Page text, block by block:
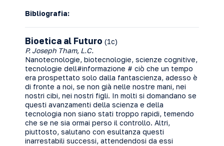
Bibliografia:
Bioetica al Futuro (1c)
P. Joseph Tham, L.C.
Nanotecnologie, biotecnologie, scienze cognitive,
tecnologie dell#informazione # ciò che un tempo
era prospettato solo dalla fantascienza, adesso è
di fronte a noi, se non già nelle nostre mani, nei
nostri cibi, nei nostri figli. In molti si domandano se
questi avanzamenti della scienza e della
tecnologia non siano stati troppo rapidi, temendo
che se ne sia ormai perso il controllo. Altri,
piuttosto, salutano con esultanza questi
inarrestabili successi, attendendosi da essi